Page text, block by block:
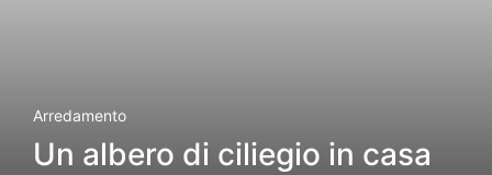
Arredamento
Un albero di ciliegio in casa